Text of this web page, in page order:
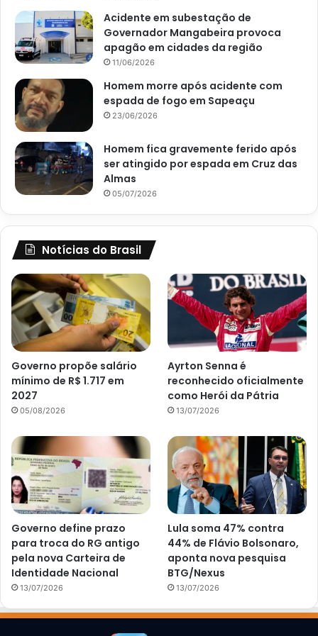
Acidente em subestação de
Governador Mangabeira provoca
apagão em cidades da região
11/06/2026
Homem morre após acidente com
espada de fogo em Sapeaçu
23/06/2026
Homem fica gravemente ferido após
ser atingido por espada em Cruz das
Almas
05/07/2026
Notícias do Brasil
Governo propõe salário
mínimo de R$ 1.717 em
2027
05/08/2026
Ayrton Senna é
reconhecido oficialmente
como Herói da Pátria
13/07/2026
Governo define prazo
para troca do RG antigo
pela nova Carteira de
Identidade Nacional
13/07/2026
Lula soma 47% contra
44% de Flávio Bolsonaro,
aponta nova pesquisa
BTG/Nexus
13/07/2026